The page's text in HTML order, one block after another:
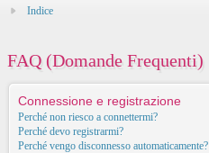
Indice
FAQ (Domande Frequenti)
Connessione e registrazione
Perché non riesco a connettermi?
Perché devo registrarmi?
Perché vengo disconnesso automaticamente?